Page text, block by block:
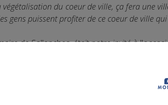
végétalisation du coeur de ville, ça fera une
gens puissent profiter de ce coeur de ville
de Sallanches, était notre invité à
de Noël à Sallanches.